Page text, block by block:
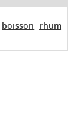
boisson rhum